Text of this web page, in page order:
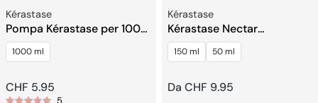
Venditore:
Kérastase
Pompa Kérastase per 1000
ml
1000 ml
Prezzo
CHF 5.95
Venditore:
Kérastase
Kérastase Nectar
Thermique Protezione
Calore
150 ml 50 ml
Prezzo
Da CHF 9.95